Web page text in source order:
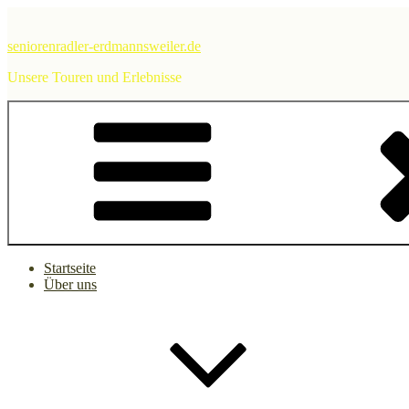
springen
seniorenradler-erdmannsweiler.de
Unsere Touren und Erlebnisse
Startseite
Über uns